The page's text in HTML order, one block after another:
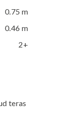
0.75 m
0.46 m
2+
teras